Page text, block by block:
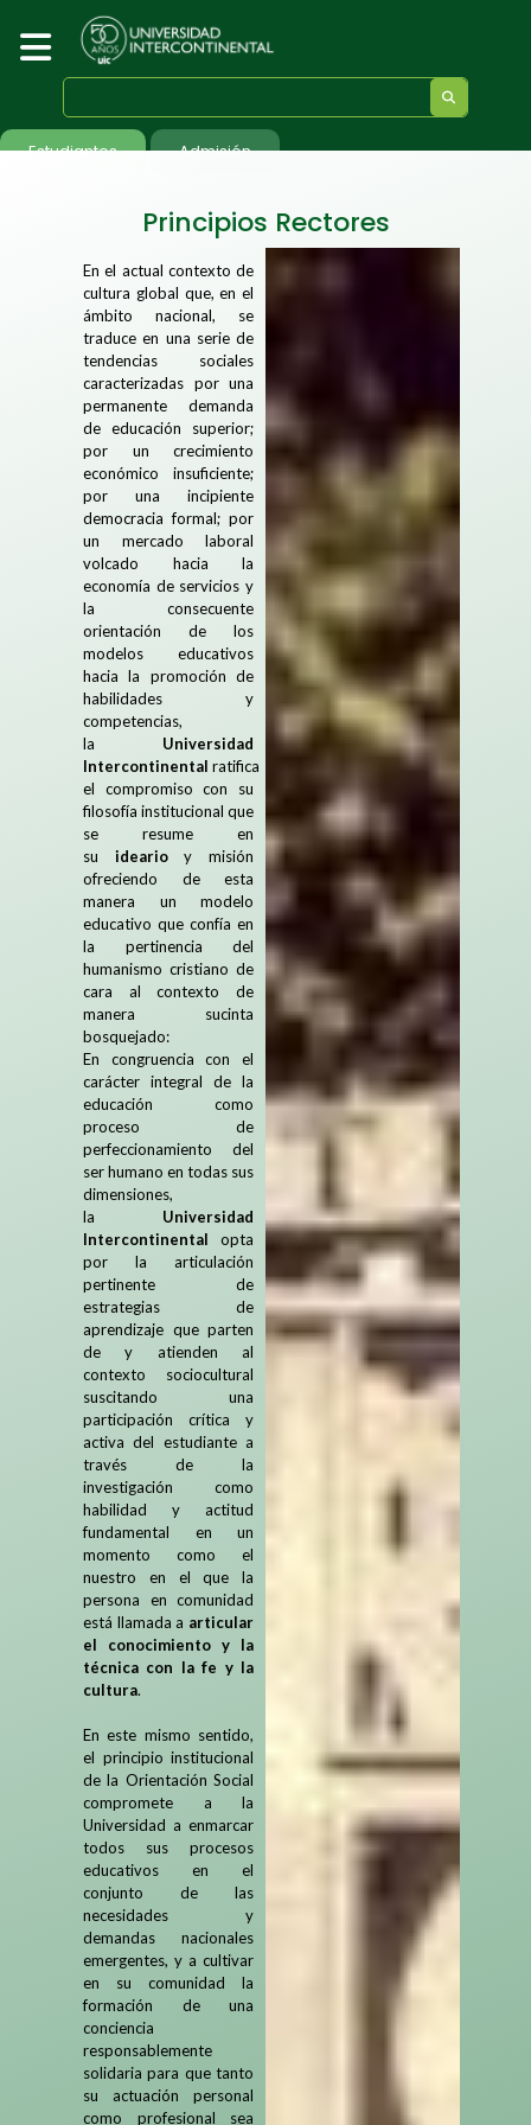
Estudiantes Admisión
Principios Rectores
En el actual contexto de
cultura global que, en el
ámbito nacional, se
traduce en una serie de
tendencias sociales
caracterizadas por una
permanente demanda
de educación superior;
por un crecimiento
económico insuficiente;
por una incipiente
democracia formal; por
un mercado laboral
volcado hacia la
economía de servicios y
la consecuente
orientación de los
modelos educativos
hacia la promoción de
habilidades y
competencias,
la Universidad
Intercontinental ratifica
el compromiso con su
filosofía institucional que
se resume en
su idearioy misión
ofreciendo de esta
manera un modelo
educativo que confía en
la pertinencia del
humanismo cristiano de
cara al contexto de
manera sucinta
bosquejado:
En congruencia con el
carácter integral de la
educación como
proceso de
perfeccionamiento del
ser humano en todas sus
dimensiones,
la Universidad
Intercontinental opta
por la articulación
pertinente de
estrategias de
aprendizaje que parten
de y atienden al
contexto sociocultural
suscitando una
participación crítica y
activa del estudiante a
través de la
investigación como
habilidad y actitud
fundamental en un
momento como el
nuestro en el que la
persona en comunidad
está llamada a articular
el conocimiento y la
técnica con la fe y la
cultura.
En este mismo sentido,
el principio institucional
de la Orientación Social
compromete a la
Universidad a enmarcar
todos sus procesos
educativos en el
conjunto de las
necesidades y
demandas nacionales
emergentes, y a cultivar
en su comunidad la
formación de una
conciencia
responsablemente
solidaria para que tanto
su actuación personal
como profesional sea